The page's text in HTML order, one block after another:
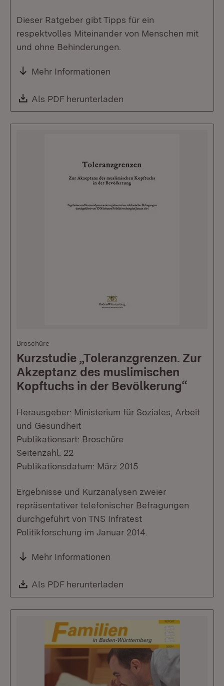
Dieser Ratgeber gibt Tipps für ein
respektvolles Miteinander von Menschen mit
und ohne Behinderungen.
Mehr Informationen
Download:
Als PDF herunterladen
Broschüre
Kurzstudie „Toleranzgrenzen. Zur
Akzeptanz des muslimischen
Kopftuchs in der Bevölkerung“
Herausgeber: Ministerium für Soziales, Arbeit
und Gesundheit
Publikationsart: Broschüre
Seitenzahl: 22
Publikationsdatum: März 2015
Ergebnisse und Kurzanalysen zweier
repräsentativer telefonischer Befragungen
durchgeführt von TNS Infratest
Politikforschung im Januar 2014.
Mehr Informationen
Download:
Als PDF herunterladen